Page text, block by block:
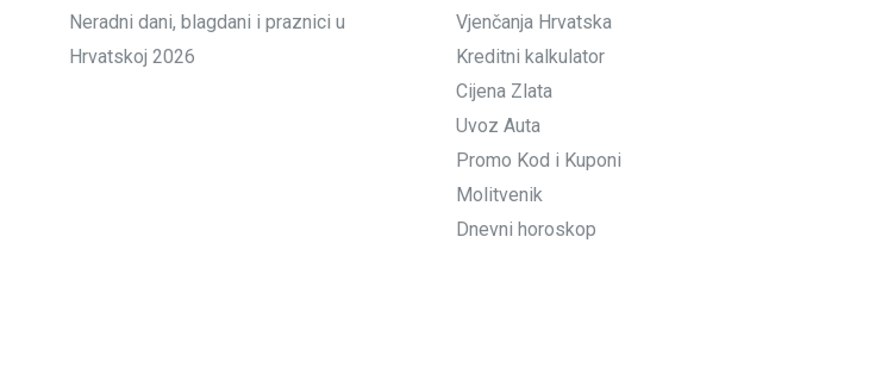
Neradni dani, blagdani i praznici u
Hrvatskoj 2026
Vjenčanja Hrvatska
Kreditni kalkulator
Cijena Zlata
Uvoz Auta
Promo Kod i Kuponi
Molitvenik
Dnevni horoskop